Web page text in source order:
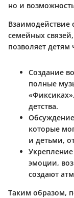
но и
Взаимодействие
семейных
позволяет детям
Создание
полные
детства.
которые
и детьми,
Укрепление
эмоции,
создают
Таким образом,